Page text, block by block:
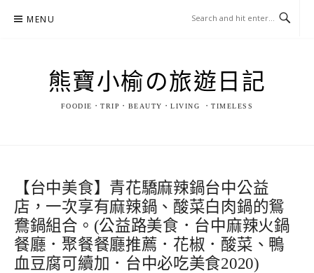
MENU
熊寶小榆の旅遊日記
FOODIE．TRIP．BEAUTY．LIVING ．TIMELESS
【台中美食】青花驕麻辣鍋台中公益
店，一次享有麻辣鍋、酸菜白肉鍋的鴛
鴦鍋組合。(公益路美食．台中麻辣火鍋
餐廳．聚餐餐廳推薦．花椒．酸菜、鴨
血豆腐可續加．台中必吃美食2020)